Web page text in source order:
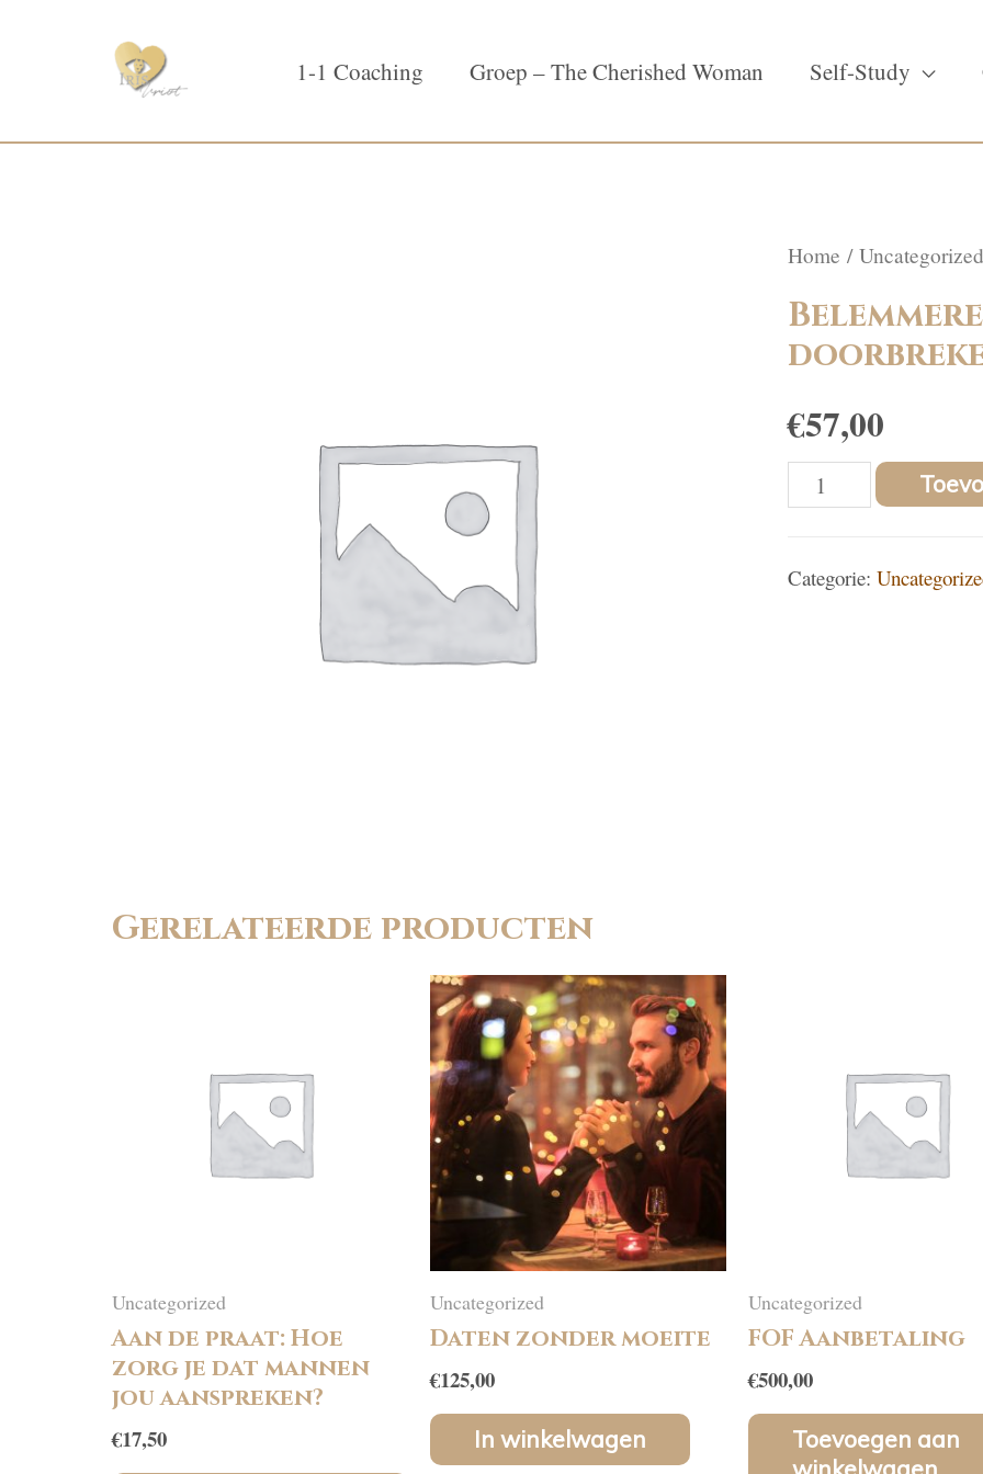
1-1 Coaching Groep – The Cherished Woman Self-Study
Home / Uncategorized
€57,00
Belemmerende
doorbreken
Categorie:
Gerelateerde producten
Uncategorized
Aan de praat: Hoe
zorg je dat mannen
jou aanspreken?
€17,50
Uncategorized
Daten zonder moeite
€125,00
In winkelwagen
Uncategorized
FOF Aanbetaling
€500,00
Toevoegen aan